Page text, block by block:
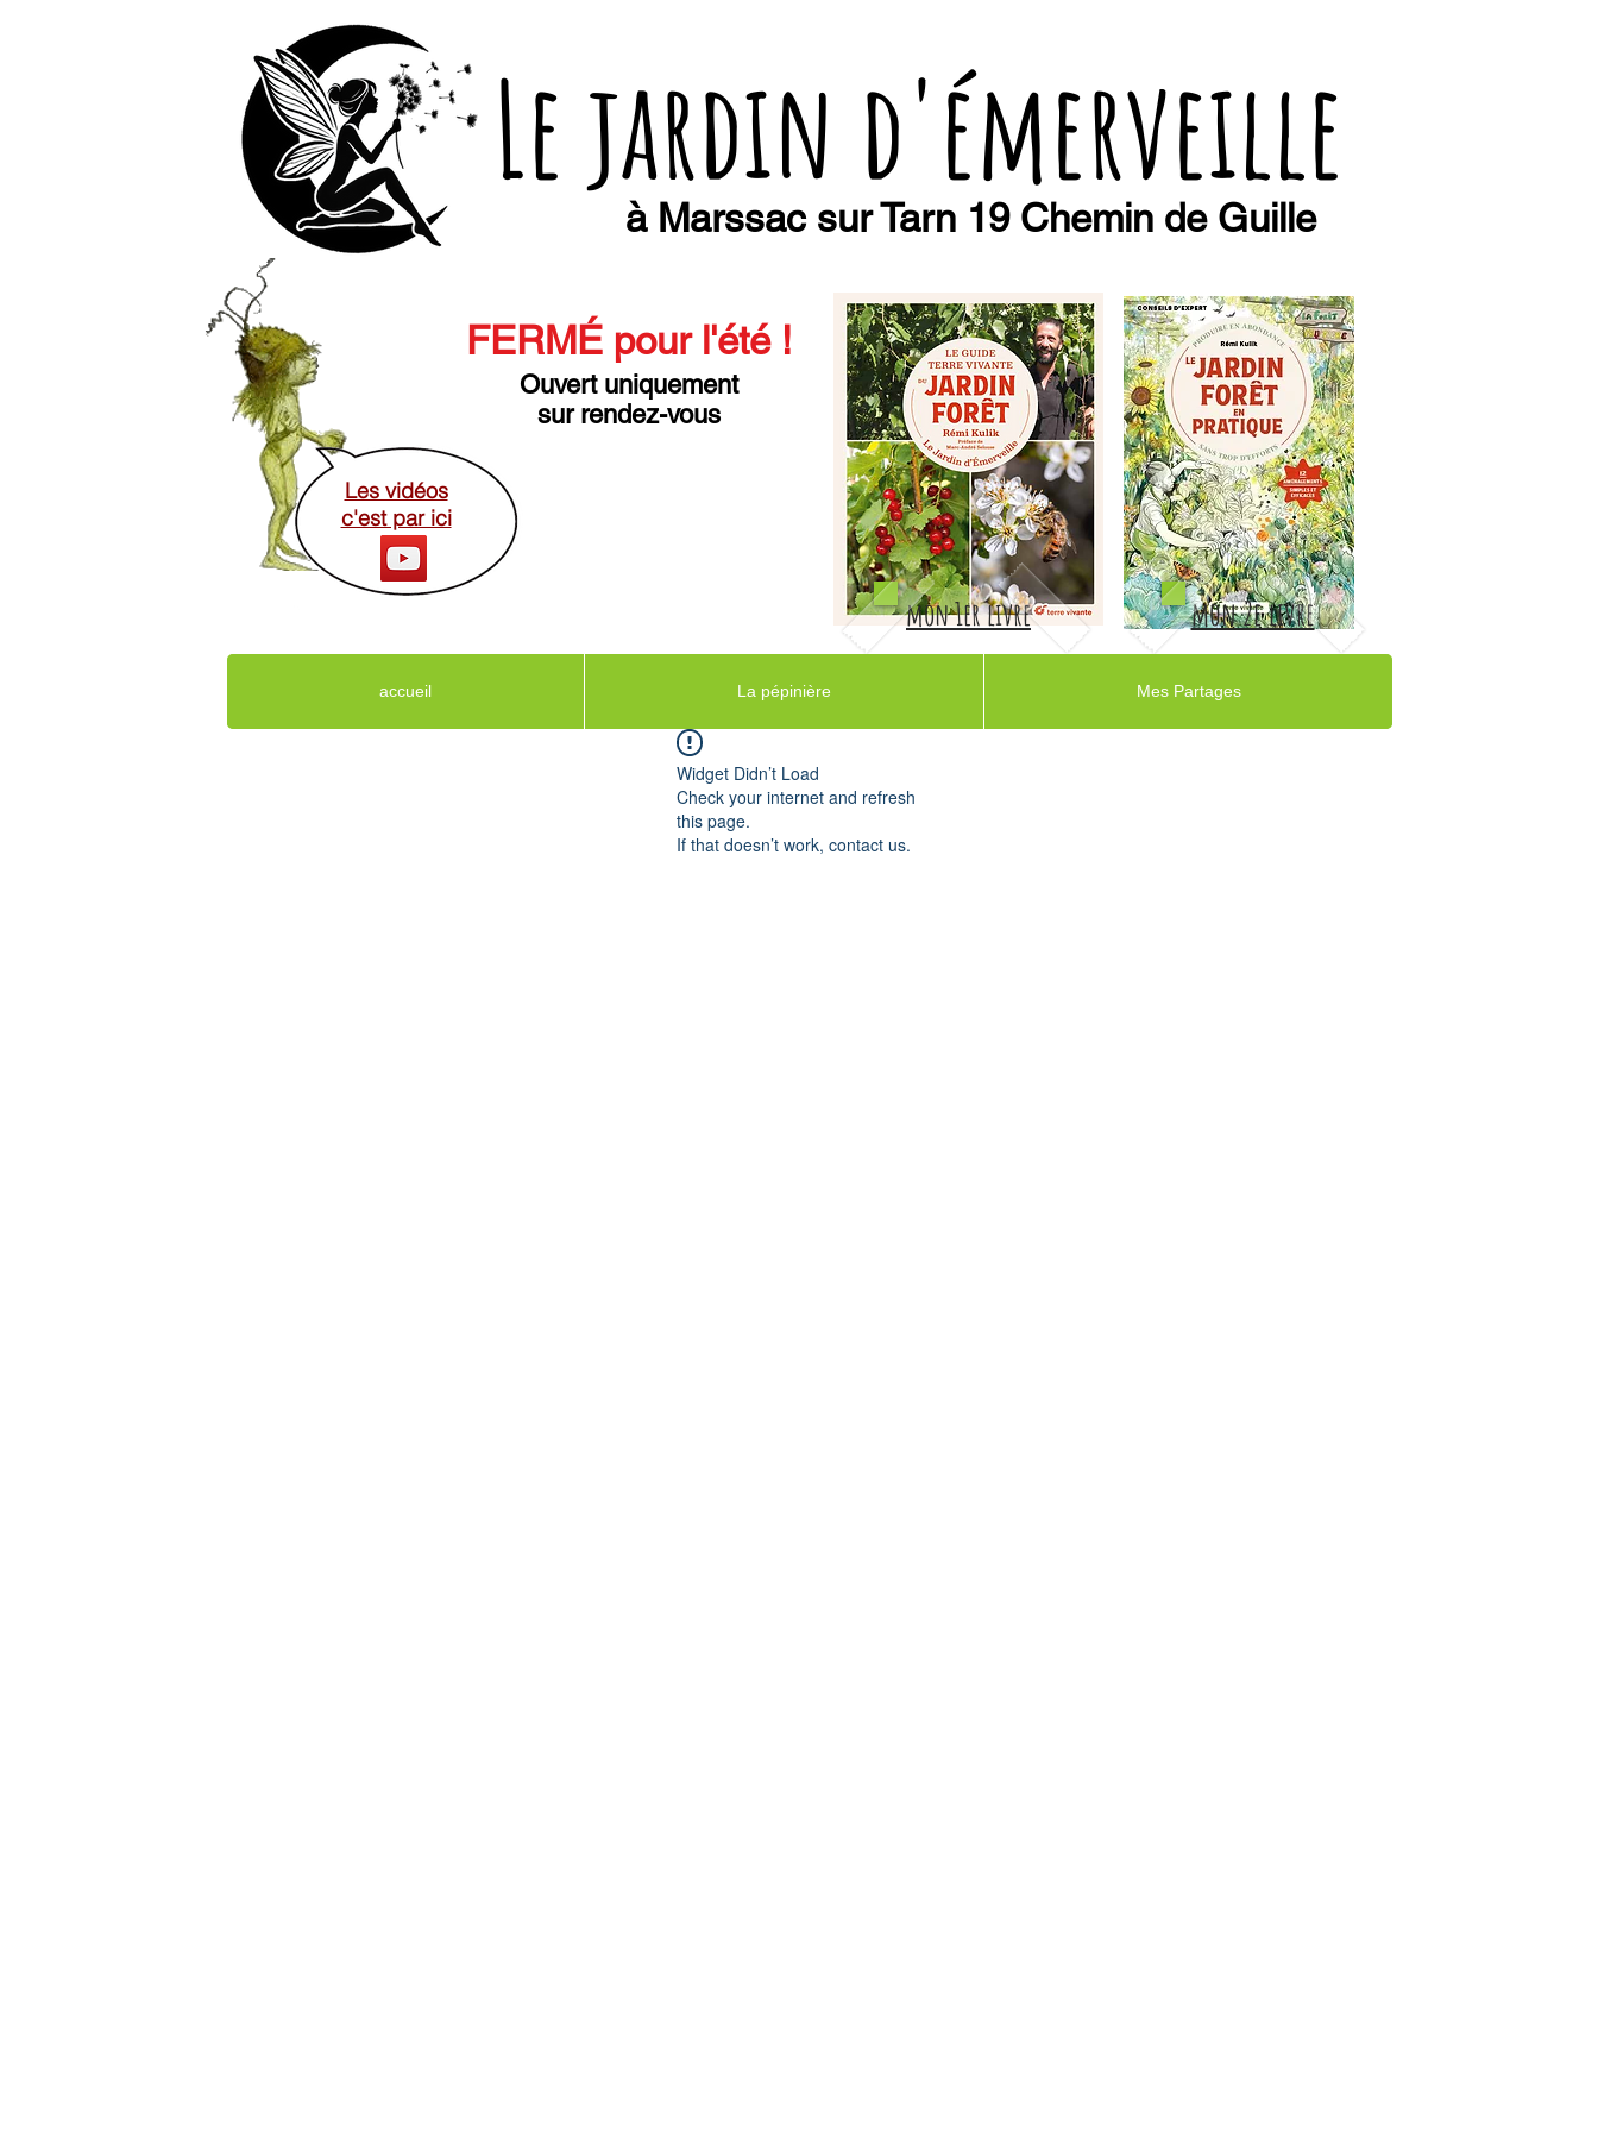
Le jardin d'émerveille
mon 1er livre mon 2e livre
à Marssac sur Tarn 19 Chemin de Guille
FERMÉ pour l'été!
Ouvert uniquement
sur rendez-vous
Les vidéos
c'est par ici
accueil La pépinière Mes Partages
Widget Didn’t Load
Check your internet and refresh
this page.
If that doesn’t work, contact us.